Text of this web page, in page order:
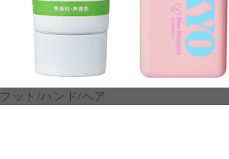
フット/ハンド/ヘア